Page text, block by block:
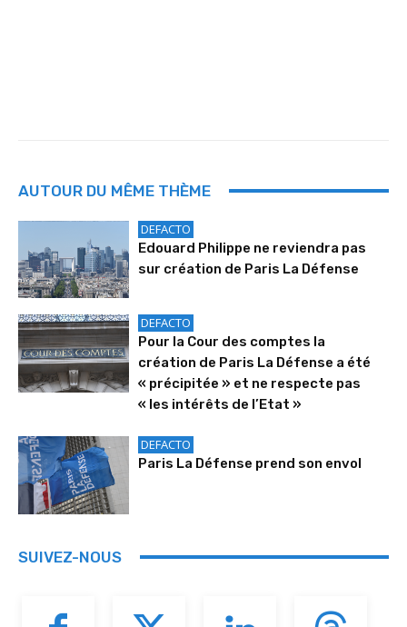
AUTOUR DU MÊME THÈME
DEFACTO
Edouard Philippe ne reviendra pas
sur création de Paris La Défense
DEFACTO
Pour la Cour des comptes la
création de Paris La Défense a été
« précipitée » et ne respecte pas
« les intérêts de l’Etat »
DEFACTO
Paris La Défense prend son envol
SUIVEZ-NOUS